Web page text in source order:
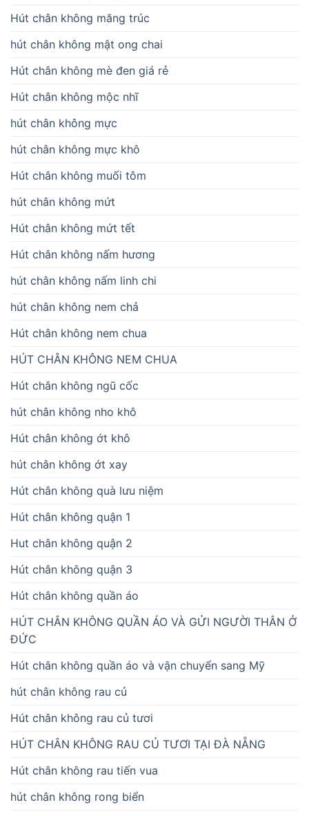
Hút chân không măng trúc
hút chân không mật ong chai
Hút chân không mè đen giá rẻ
Hút chân không mộc nhĩ
hút chân không mực
hút chân không mực khô
Hút chân không muối tôm
hút chân không mứt
Hút chân không mứt tết
Hút chân không nấm hương
hút chân không nấm linh chi
hút chân không nem chả
Hút chân không nem chua
HÚT CHÂN KHÔNG NEM CHUA
Hút chân không ngũ cốc
hút chân không nho khô
Hút chân không ớt khô
hút chân không ớt xay
Hút chân không quà lưu niệm
Hút chân không quận 1
Hut chân không quận 2
Hút chân không quận 3
Hút chân không quần áo
HÚT CHÂN KHÔNG QUẦN ÁO VÀ GỬI NGƯỜI THÂN Ở
ĐỨC
Hút chân không quần áo và vận chuyển sang Mỹ
hút chân không rau củ
Hút chân không rau củ tươi
HÚT CHÂN KHÔNG RAU CỦ TƯƠI TẠI ĐÀ NẴNG
Hút chân không rau tiến vua
hút chân không rong biển